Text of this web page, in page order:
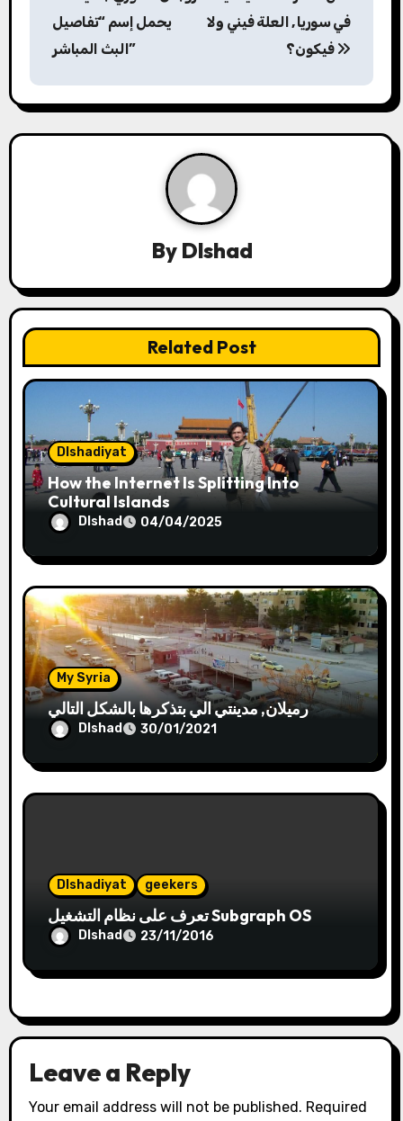
t
n
a
t
i
n
يحمل إسم “تفاصيل
البث المباشر”
في سوريا , العلة فيني ولا
فيكون؟
By Dlshad
Related Post
Dlshadiyat
How the Internet Is Splitting Into
Cultural Islands
Dlshad 04/04/2025
My Syria
رميلان, مدينتي الي بتذكرها بالشكل التالي
Dlshad 30/01/2021
Dlshadiyat geekers
تعرف على نظام التشغيل Subgraph OS
Dlshad 23/11/2016
Leave a Reply
Your email address will not be published. Required